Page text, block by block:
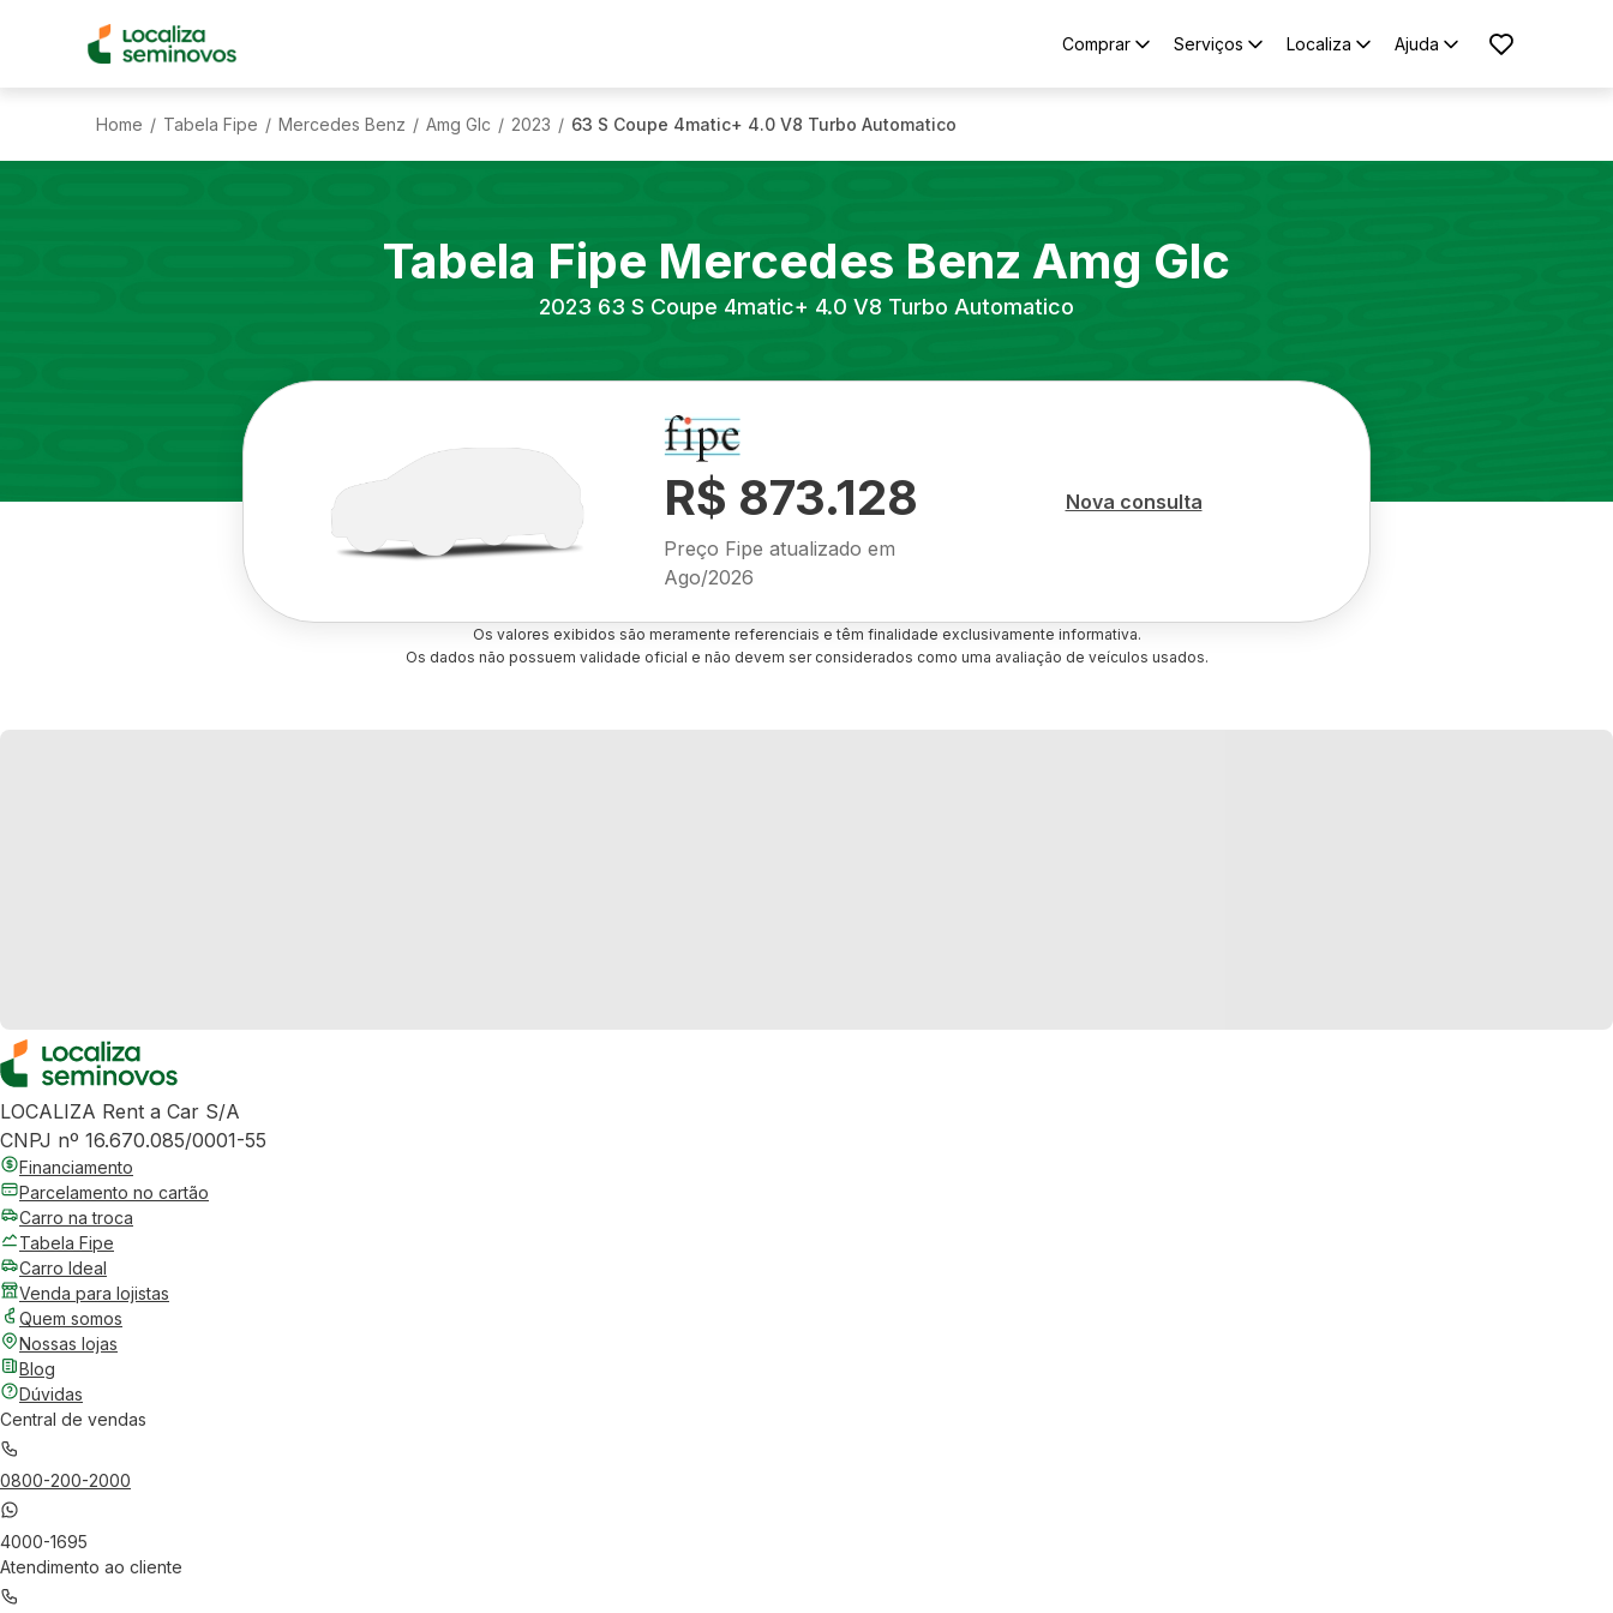
Comprar Serviços Localiza Ajuda
Home / Tabela Fipe / Mercedes Benz / Amg Glc / 2023 / 63 S Coupe 4matic+ 4.0 V8 Turbo Automatico
Tabela Fipe Mercedes Benz Amg Glc
2023 63 S Coupe 4matic+ 4.0 V8 Turbo Automatico
R$ 873.128
Preço Fipe atualizado em
Ago/2026
Nova consulta
Os valores exibidos são meramente referenciais e têm finalidade exclusivamente informativa.
Os dados não possuem validade oficial e não devem ser considerados como uma avaliação de veículos usados.
LOCALIZA Rent a Car S/A
CNPJ nº 16.670.085/0001-55
Financiamento
Parcelamento no cartão
Carro na troca
Tabela Fipe
Carro Ideal
Venda para lojistas
Quem somos
Nossas lojas
Blog
Dúvidas
Central de vendas
0800-200-2000
4000-1695
Atendimento ao cliente